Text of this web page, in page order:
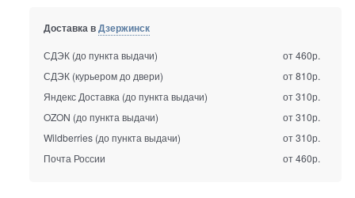
Доставка вДзержинск
СДЭК (до пункта выдачи)
от 460р.
СДЭК (курьером до двери)
от 810р.
Яндекс Доставка (до пункта выдачи)
от 310р.
OZON (до пункта выдачи)
от 310р.
Wildberries (до пункта выдачи)
от 310р.
Почта России
от 460р.